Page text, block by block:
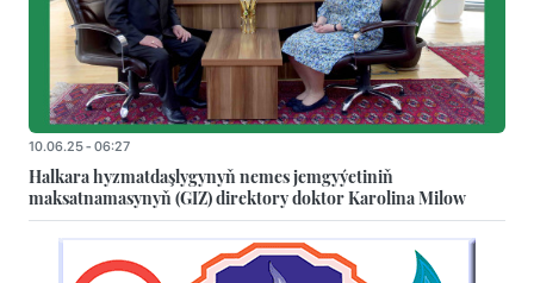
10.06.25 - 06:27
Halkara hyzmatdaşlygynyň nemes jemgyýetiniň
maksatnamasynyň (GIZ) direktory doktor Karolina Milow